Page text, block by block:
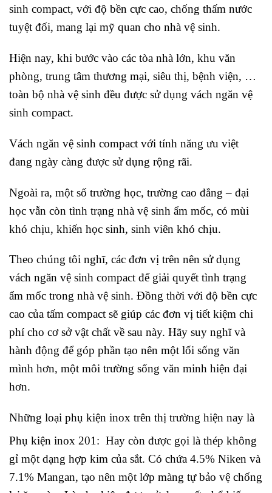
sinh compact, với độ bền cực cao, chống thấm nước
tuyệt đối, mang lại mỹ quan cho nhà vệ sinh.
Hiện nay, khi bước vào các tòa nhà lớn, khu văn
phòng, trung tâm thương mại, siêu thị, bệnh viện, …
toàn bộ nhà vệ sinh đều được sử dụng vách ngăn vệ
sinh compact.
Vách ngăn vệ sinh compact với tính năng ưu việt
đang ngày càng được sử dụng rộng rãi.
Ngoài ra, một số trường học, trường cao đẳng – đại
học vẫn còn tình trạng nhà vệ sinh ẩm mốc, có mùi
khó chịu, khiến học sinh, sinh viên khó chịu.
Theo chúng tôi nghĩ, các đơn vị trên nên sử dụng
vách ngăn vệ sinh compact để giải quyết tình trạng
ẩm mốc trong nhà vệ sinh. Đồng thời với độ bền cực
cao của tấm compact sẽ giúp các đơn vị tiết kiệm chi
phí cho cơ sở vật chất về sau này. Hãy suy nghĩ và
hành động để góp phần tạo nên một lối sống văn
mình hơn, một môi trường sống văn minh hiện đại
hơn.
Những loại phụ kiện inox trên thị trường hiện nay là
Phụ kiện inox 201: Hay còn được gọi là thép không
gỉ một dạng hợp kim của sắt. Có chứa 4.5% Niken và
7.1% Mangan, tạo nên một lớp màng tự bảo vệ chống